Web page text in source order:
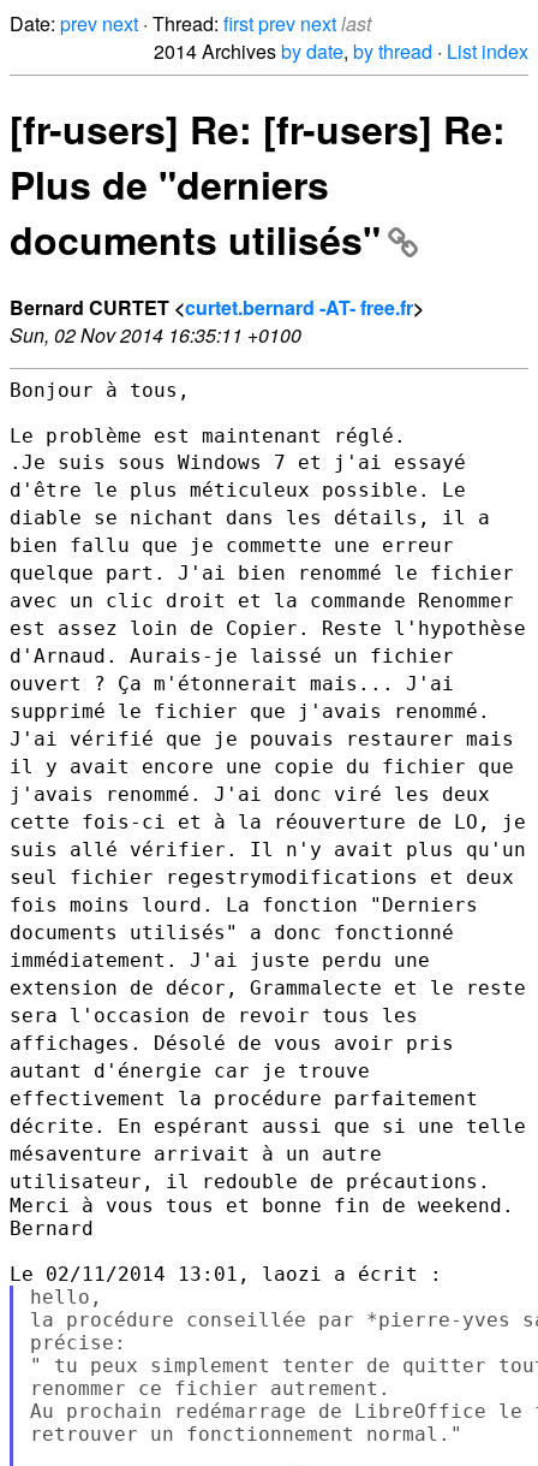
Date: prev next · Thread: firstprev nextlast
2014 Archivesby date, by thread · List index
[fr-users] Re: [fr-users] Re:
Plus de "derniers
documents utilisés"
Bernard CURTET <curtet.bernard -AT- free.fr>
Sun, 02 Nov 2014 16:35:11 +0100
Bonjour à tous,
.Je suis sous Windows 7 et j'ai essayé
d'être le plus méticuleux possible. Le
diable se nichant dans les détails, il a
bien fallu que je commette une erreur
quelque part. J'ai bien renommé le fichier
avec un clic droit et la commande Renommer
est assez loin de Copier. Reste l'hypothèse
d'Arnaud. Aurais-je laissé un fichier
ouvert ? Ça m'étonnerait mais... J'ai
supprimé le fichier que j'avais renommé.
J'ai vérifié que je pouvais restaurer mais
il y avait encore une copie du fichier que
j'avais renommé. J'ai donc viré les deux
cette fois-ci et à la
réouverture de LO, je
suis allé vérifier. Il n'y avait plus qu'un
seul fichier regestrymodifications et deux
fois moins lourd. La fonction
"Derniers
documents utilisés" a donc fonctionné
immédiatement. J'ai
juste perdu une
extension de décor, Grammalecte et le reste
sera l'occasion de revoir tous les
affichages. Désolé de vous avoir pris
autant d'énergie car je trouve
effectivement la procédure parfaitement
décrite. En espérant aussi que si une telle
mésaventure arrivait à un autre
utilisateur, il redouble de précautions.
Merci à vous tous et bonne fin de weekend.
Bernard
hello,
la procédure conseillée par *pierre-yves
précise:
" tu peux simplement tenter de quitter
renommer ce fichier autrement.
Au prochain redémarrage de LibreOffice
retrouver un fonctionnement normal."